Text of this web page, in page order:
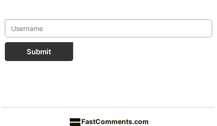
Submit
FastComments.com